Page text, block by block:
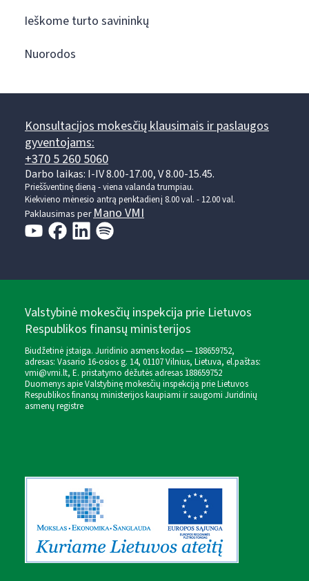
Ieškome turto savininkų
Nuorodos
Konsultacijos mokesčių klausimais ir paslaugos
gyventojams:
+370 5 260 5060
Darbo laikas: I-IV 8.00-17.00, V 8.00-15.45.
Prieššventinę dieną - viena valanda trumpiau.
Kiekvieno mėnesio antrą penktadienį 8.00 val. - 12.00 val.
Paklausimas perMano VMI
Valstybinė mokesčių inspekcija prie Lietuvos
Respublikos finansų ministerijos
Biudžetinė įstaiga. Juridinio asmens kodas — 188659752,
adresas: Vasario 16-osios g. 14, 01107 Vilnius, Lietuva, el.paštas:
vmi@vmi.lt, E. pristatymo dėžutės adresas 188659752
Duomenys apie Valstybinę mokesčių inspekciją prie Lietuvos
Respublikos finansų ministerijos kaupiami ir saugomi Juridinių
asmenų registre